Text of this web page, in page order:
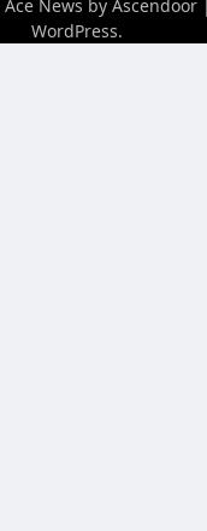
| Ace News by Ascendoor
WordPress.